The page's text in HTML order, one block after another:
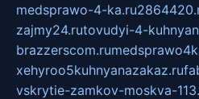
medsprawo-4-ka.ru
zajmy24.rutovudyi-4-
brazzerscom.ru
xehyroo5kuhnyanazakaz.ru
vskrytie-zamkov-moskva-